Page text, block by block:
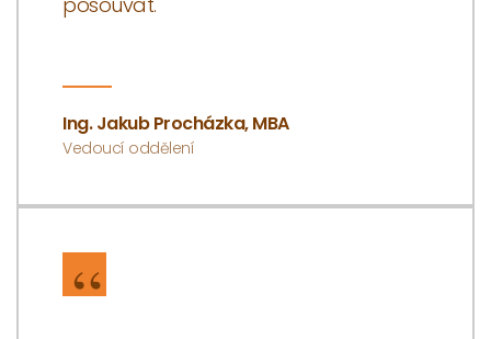
Ing. Jakub Procházka, MBA
Vedoucí oddělení